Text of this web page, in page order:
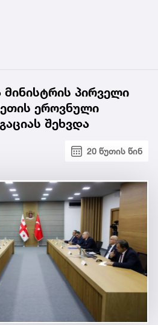
მინისტრის პირველი
ეროვნული
შეხვდა
20 წუთის წინ